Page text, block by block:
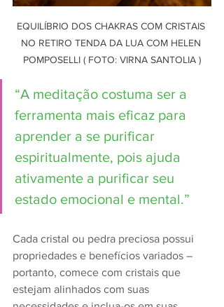
EQUILÍBRIO DOS CHAKRAS COM CRISTAIS
NO RETIRO TENDA DA LUA COM HELEN
POMPOSELLI ( FOTO: VIRNA SANTOLIA )
“A meditação costuma ser a
ferramenta mais eficaz para
aprender a se purificar
espiritualmente, pois ajuda
ativamente a purificar seu
estado emocional e mental.”
Cada cristal ou pedra preciosa possui
propriedades e benefícios variados –
portanto, comece com cristais que
estejam alinhados com suas